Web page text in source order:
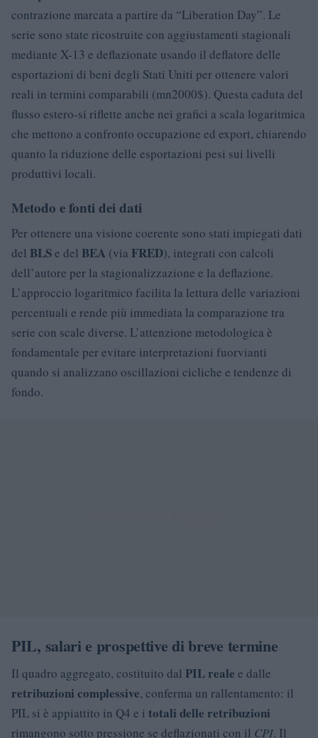
contrazione marcata a partire da “Liberation Day”. Le
serie sono state ricostruite con aggiustamenti stagionali
mediante X-13 e deflazionate usando il deflatore delle
esportazioni di beni degli Stati Uniti per ottenere valori
reali in termini comparabili (mn2000$). Questa caduta del
flusso estero-si riflette anche nei grafici a scala logaritmica
che mettono a confronto occupazione ed export, chiarendo
quanto la riduzione delle esportazioni pesi sui livelli
produttivi locali.
Metodo e fonti dei dati
Per ottenere una visione coerente sono stati impiegati dati
del BLSe del BEA (via FRED), integrati con calcoli
dell’autore per la stagionalizzazione e la deflazione.
L’approccio logaritmico facilita la lettura delle variazioni
percentuali e rende più immediata la comparazione tra
serie con scale diverse. L’attenzione metodologica è
fondamentale per evitare interpretazioni fuorvianti
quando si analizzano oscillazioni cicliche e tendenze di
fondo.
PIL, salari e prospettive di breve termine
Il quadro aggregato, costituito dal PIL reale e dalle
retribuzioni complessive, conferma un rallentamento: il
PIL si è appiattito in Q4 e i totali delle retribuzioni
rimangono sotto pressione se deflazionati con il CPI. Il